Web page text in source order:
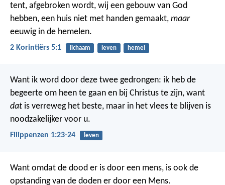
tent, afgebroken wordt, wij een gebouw van God
hebben, een huis niet met handen gemaakt, maar
eeuwig in de hemelen.
2 Korintiërs 5:1 lichaam leven hemel
Want ik word door deze twee gedrongen: ik heb de
begeerte om heen te gaan en bij Christus te zijn, want
dat is verreweg het beste, maar in het vlees te blijven is
noodzakelijker voor u.
Filippenzen 1:23-24 leven
Want omdat de dood er is door een mens, is ook de
opstanding van de doden er door een Mens.